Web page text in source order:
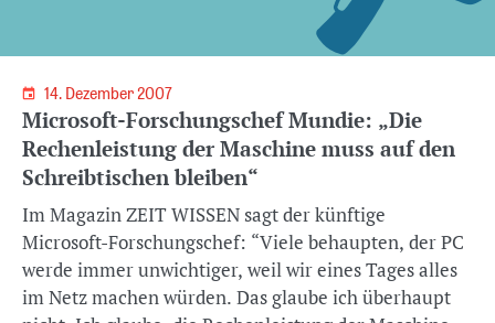
14. Dezember 2007
Microsoft-Forschungschef Mundie: „Die
Rechenleistung der Maschine muss auf den
Schreibtischen bleiben“
Im Magazin ZEIT WISSEN sagt der künftige
Microsoft-Forschungschef: “Viele behaupten, der PC
werde immer unwichtiger, weil wir eines Tages alles
im Netz machen würden. Das glaube ich überhaupt